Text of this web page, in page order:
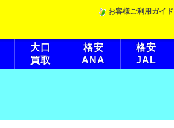
お客様ご利用ガイド
大口
買取
格安
ANA
格安
JAL